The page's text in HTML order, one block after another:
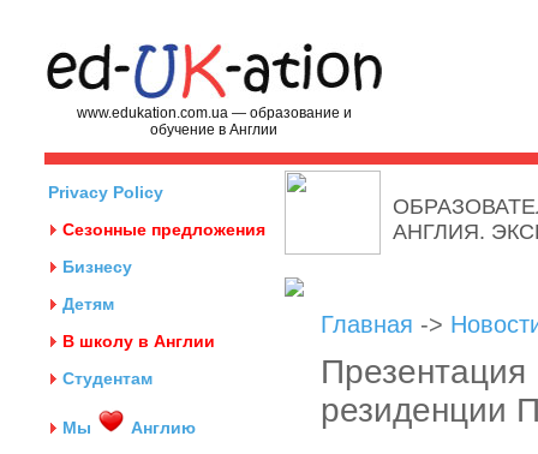
www.edukation.com.ua — образование и
обучение в Англии
Privacy Policy
Сезонные предложения
Бизнесу
Детям
В школу в Англии
Студентам
Мы
Англию
АНГЛИЯ.
Главная ->
резиденции